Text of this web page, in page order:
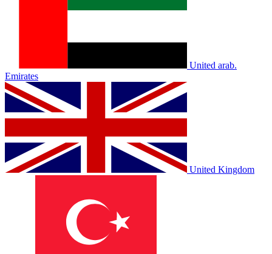
United arab.
Emirates
United Kingdom